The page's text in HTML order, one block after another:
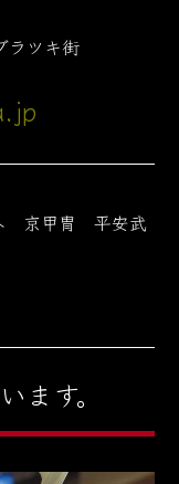
ツキ街
京甲冑 平安武
ます。